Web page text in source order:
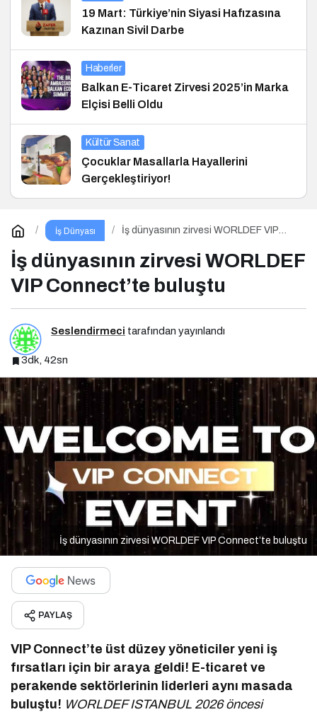
19 Mart: Türkiye’nin Siyasi Hafızasına
Kazınan Sivil Darbe
Haberler
Balkan E-Ticaret Zirvesi 2025’in Marka
Elçisi Belli Oldu
Kültür Sanat
Çocuklar Masallarla Hayallerini
Gerçekleştiriyor!
İş Dünyası
İş dünyasının zirvesi WORLDEF VIP
İş dünyasının zirvesi WORLDEF
VIP Connect’te buluştu
Seslendirmeci tarafından yayınlandı
3dk, 42sn
İş dünyasının zirvesi WORLDEF VIP Connect’te buluştu
PAYLAŞ
VIP Connect’te üst düzey yöneticiler yeni iş
fırsatları için bir araya geldi! E-ticaret ve
perakende sektörlerinin liderleri aynı masada
buluştu! WORLDEF ISTANBUL 2026 öncesi